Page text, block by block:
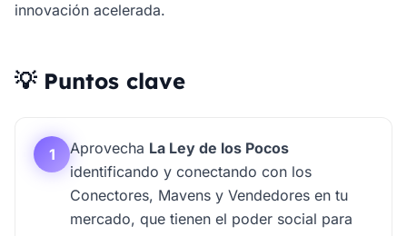
innovación acelerada.
💡 Puntos clave
1 Aprovecha La Ley de los Pocos
identificando y conectando con los
Conectores, Mavens y Vendedores en tu
mercado, que tienen el poder social para